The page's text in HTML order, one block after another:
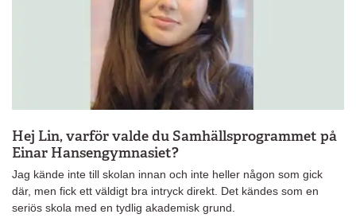
Hej Lin, varför valde du Samhällsprogrammet på
Einar Hansengymnasiet?
Jag kände inte till skolan innan och inte heller någon som gick
där, men fick ett väldigt bra intryck direkt. Det kändes som en
seriös skola med en tydlig akademisk grund.